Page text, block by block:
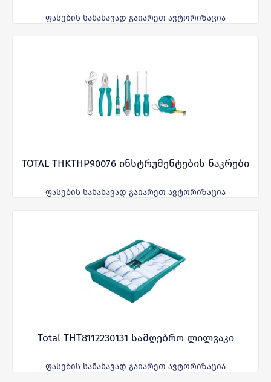
ფასების სანახავად გაიარეთ ავტორიზაცია
TOTAL THKTHP90076 ინსტრუმენტების ნაკრები
ფასების სანახავად გაიარეთ ავტორიზაცია
Total THT8112230131 სამღებრო ლილვაკი
ფასების სანახავად გაიარეთ ავტორიზაცია